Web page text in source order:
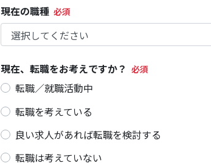
現在の職種
現在、転職をお考えですか？
転職／就職活動中
転職を考えている
良い求人があれば転職を検討する
転職は考えていない